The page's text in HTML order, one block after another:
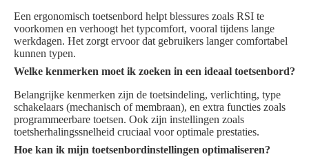
Een ergonomisch toetsenbord helpt blessures zoals RSI te
voorkomen en verhoogt het typcomfort, vooral tijdens lange
werkdagen. Het zorgt ervoor dat gebruikers langer comfortabel
kunnen typen.
Welke kenmerken moet ik zoeken in een ideaal toetsenbord?
Belangrijke kenmerken zijn de toetsindeling, verlichting, type
schakelaars (mechanisch of membraan), en extra functies zoals
programmeerbare toetsen. Ook zijn instellingen zoals
toetsherhalingssnelheid cruciaal voor optimale prestaties.
Hoe kan ik mijn toetsenbordinstellingen optimaliseren?